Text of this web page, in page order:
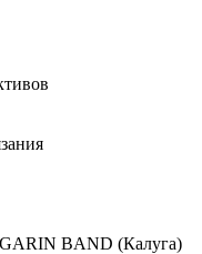
BAND (Калуга)